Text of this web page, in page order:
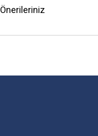
Önerileriniz